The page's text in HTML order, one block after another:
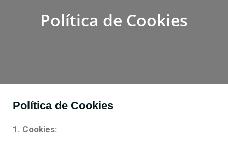
Política de Cookies
Política de Cookies
1. Cookies: